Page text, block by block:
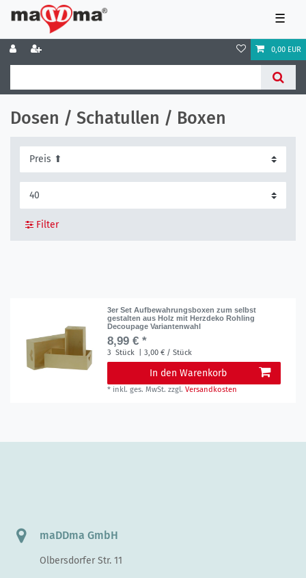
☰
0,00 EUR
Dosen / Schatullen / Boxen
Filter
3er Set Aufbewahrungsboxen zum selbst
gestalten aus Holz mit Herzdeko Rohling
Decoupage Variantenwahl
8,99 € *
3 Stück | 3,00 € / Stück
In den Warenkorb
* inkl. ges. MwSt. zzgl.Versandkosten
maDDma GmbH
Olbersdorfer Str. 11